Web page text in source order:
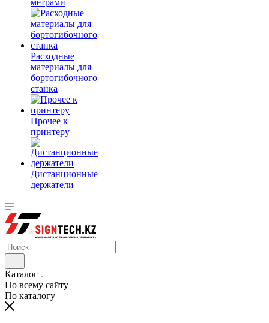
метрами
Расходные
материалы для
бортогибочного
станка
Прочее к
принтеру
Дистанционные
держатели
Каталог
По всему сайту
По каталогу